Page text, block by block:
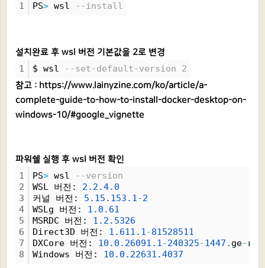
1 PS> wsl --install
설치완료 후 wsl 버전 기본값을 2로 변경
1 $ wsl --set-default-version 2
참고 : https://www.lainyzine.com/ko/article/a-
complete-guide-to-how-to-install-docker-desktop-on-
windows-10/#google_vignette
파워쉘 실행 후 wsl 버전 확인
1
2
3
4
5
6
7
8
PS> wsl
--version
WSL 버전: 2. 2.4. 0
커널 버전: 5. 15. 153. 1-2
WSLg 버전: 1. 0. 61
MSRDC 버전: 1. 2. 5326
Direct3D 버전: 1. 611. 1-81528511
DXCore 버전: 10. 0. 26091. 1-240325-1447. ge-
Windows 버전: 10. 0. 22631.4037